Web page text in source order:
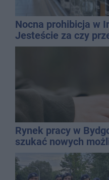
Nocna prohibicja w
Jesteście za czy
Rynek pracy w
szukać nowych